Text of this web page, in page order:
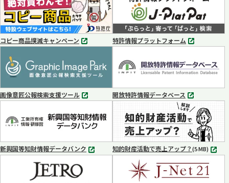
コピー商品撲滅キャンペーン
別
で
開
く
特許情報プラットフォーム
別
ブ
で
く
画像意匠公報検索支援ツール
別
ブ
で
く
開放特許情報データベース
別
タ
ブ
で
開
く
新興国等知財情報データバンク
別
知的財産活動で売上アップ？(5 MB) MP4